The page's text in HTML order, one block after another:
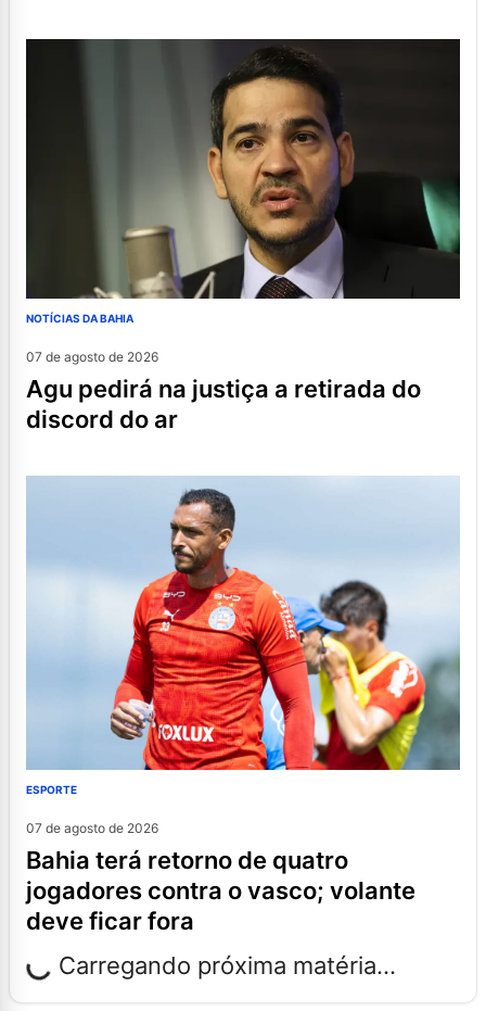
NOTÍCIAS DA BAHIA
07 de agosto de 2026
agu pedirá na justiça a retirada do
discord do ar
ESPORTE
07 de agosto de 2026
bahia terá retorno de quatro
jogadores contra o vasco; volante
deve ficar fora
Carregando próxima matéria...